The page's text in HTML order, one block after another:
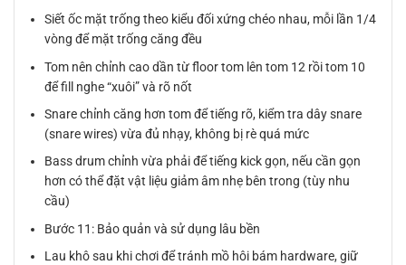
Siết ốc mặt trống theo kiểu đối xứng chéo nhau, mỗi lần 1/4
vòng để mặt trống căng đều
Tom nên chỉnh cao dần từ floor tom lên tom 12 rồi tom 10
để fill nghe “xuôi” và rõ nốt
Snare chỉnh căng hơn tom để tiếng rõ, kiểm tra dây snare
(snare wires) vừa đủ nhạy, không bị rè quá mức
Bass drum chỉnh vừa phải để tiếng kick gọn, nếu cần gọn
hơn có thể đặt vật liệu giảm âm nhẹ bên trong (tùy nhu
cầu)
Bước 11: Bảo quản và sử dụng lâu bền
Lau khô sau khi chơi để tránh mồ hôi bám hardware, giữ